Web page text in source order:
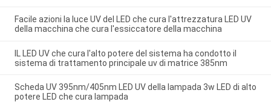
Facile azioni la luce UV del LED che cura l'attrezzatura LED UV
della macchina che cura l'essiccatore della macchina
IL LED UV che cura l'alto potere del sistema ha condotto il
sistema di trattamento principale uv di matrice 385nm
Scheda UV 395nm/405nm LED UV della lampada 3w LED di alto
potere LED che cura lampada